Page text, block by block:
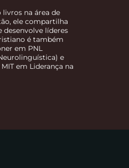
na área de
ele compartilha
desenvolve líderes
é também
em PNL
e
em Liderança na